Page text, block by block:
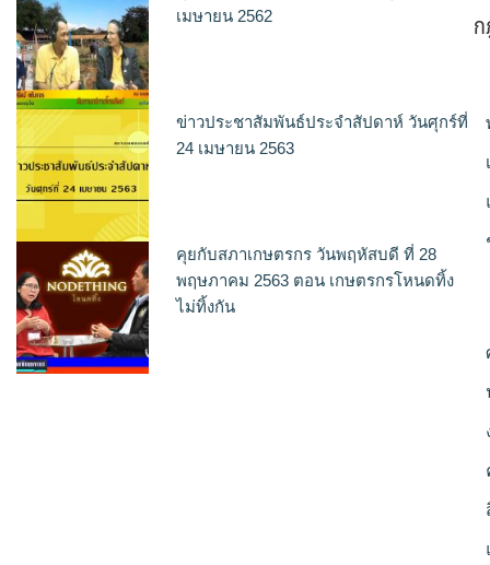
เมษายน 2562
ข่าวประชาสัมพันธ์ประจำสัปดาห์ วันศุกร์ที่
24 เมษายน 2563
คุยกับสภาเกษตรกร วันพฤหัสบดี ที่ 28
พฤษภาคม 2563 ตอน เกษตรกรโหนดทิ้ง
ไม่ทิ้งกัน